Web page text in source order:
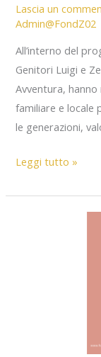
Lascia un
Admin@FondZ02
All’interno del
Genitori Luigi e
Avventura,
familiare e
le generazioni,
Pane
Melagrana
Leggi tutto »